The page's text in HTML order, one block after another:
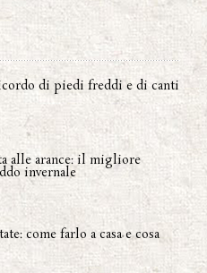
di piedi freddi e di canti
alle arance: il migliore
invernale
come farlo a casa e cosa